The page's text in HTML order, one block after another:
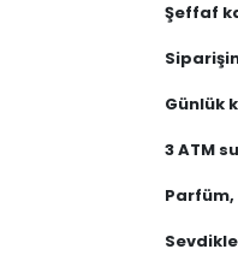
Şeffaf
Günlük
3 ATM